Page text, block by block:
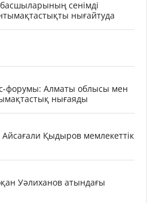
сенімді
нығайтуда
форумы: Алматы облысы мен
нығаяды
Қыдыров мемлекеттік
Уәлиханов атындағы